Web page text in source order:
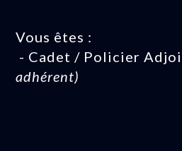
Vous êtes :
- Cadet / Policier
adhérent)